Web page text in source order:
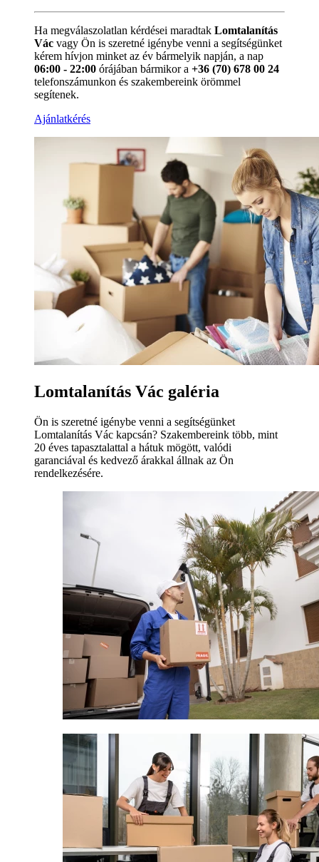
Ha megválaszolatlan kérdései maradtak Lomtalanítás
Vác vagy Ön is szeretné igénybe venni a segítségünket
kérem hívjon minket az év bármelyik napján, a nap
06:00 - 22:00 órájában bármikor a +36 (70) 678 00 24
telefonszámunkon és szakembereink örömmel
segítenek.
Ajánlatkérés
Lomtalanítás Vác galéria
Ön is szeretné igénybe venni a segítségünket
Lomtalanítás Vác kapcsán? Szakembereink több, mint
20 éves tapasztalattal a hátuk mögött, valódi
garanciával és kedvező árakkal állnak az Ön
rendelkezésére.